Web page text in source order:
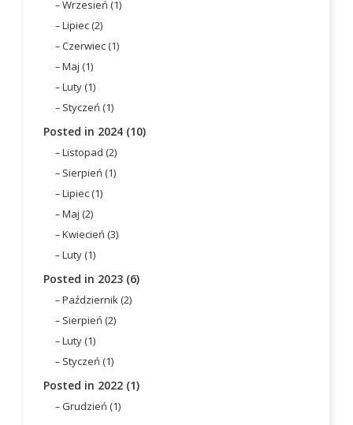
Wrzesień (1)
Lipiec (2)
Czerwiec (1)
Maj (1)
Luty (1)
Styczeń (1)
Posted in 2024 (10)
Listopad (2)
Sierpień (1)
Lipiec (1)
Maj (2)
Kwiecień (3)
Luty (1)
Posted in 2023 (6)
Październik (2)
Sierpień (2)
Luty (1)
Styczeń (1)
Posted in 2022 (1)
Grudzień (1)